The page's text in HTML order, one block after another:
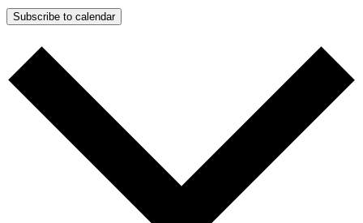
Subscribe to calendar